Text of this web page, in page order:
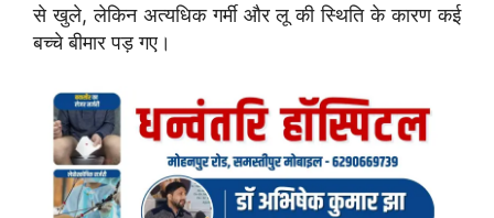
से खुले, लेकिन अत्यधिक गर्मी और लू की स्थिति के कारण कई
बच्चे बीमार पड़ गए।